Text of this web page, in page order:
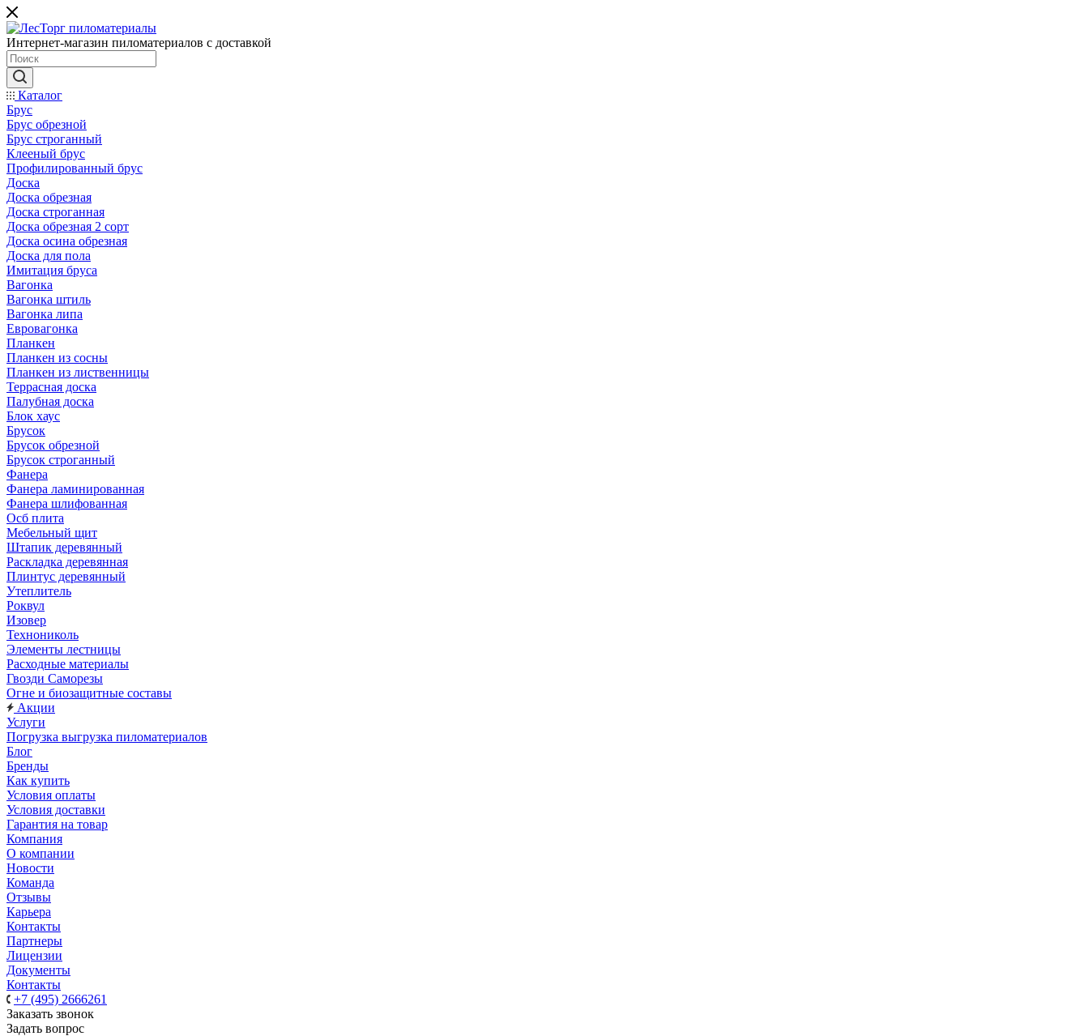
Интернет-магазин пиломатериалов с доставкой
Каталог
Брус
Брус обрезной
Брус строганный
Клееный брус
Профилированный брус
Доска
Доска обрезная
Доска строганная
Доска обрезная 2 сорт
Доска осина обрезная
Доска для пола
Имитация бруса
Вагонка
Вагонка штиль
Вагонка липа
Евровагонка
Планкен
Планкен из сосны
Планкен из лиственницы
Террасная доска
Палубная доска
Блок хаус
Брусок
Брусок обрезной
Брусок строганный
Фанера
Фанера ламинированная
Фанера шлифованная
Осб плита
Мебельный щит
Штапик деревянный
Раскладка деревянная
Плинтус деревянный
Утеплитель
Роквул
Изовер
Технониколь
Элементы лестницы
Расходные материалы
Гвозди Саморезы
Огне и биозащитные составы
Акции
Услуги
Погрузка выгрузка пиломатериалов
Блог
Бренды
Как купить
Условия оплаты
Условия доставки
Гарантия на товар
Компания
О компании
Новости
Команда
Отзывы
Карьера
Контакты
Партнеры
Лицензии
Документы
Контакты
+7 (495) 2666261
Заказать звонок
Задать вопрос